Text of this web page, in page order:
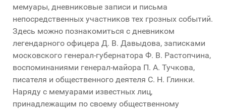
мемуары, дневниковые записи и письма
непосредственных участников тех грозных событий.
Здесь можно познакомиться с дневником
легендарного офицера Д. В. Давыдова, записками
московского генерал-губернатора Ф. В. Растопчина,
воспоминаниями генерал-майора П. А. Тучкова,
писателя и общественного деятеля С. Н. Глинки.
Наряду с мемуарами известных лиц,
принадлежащим по своему общественному